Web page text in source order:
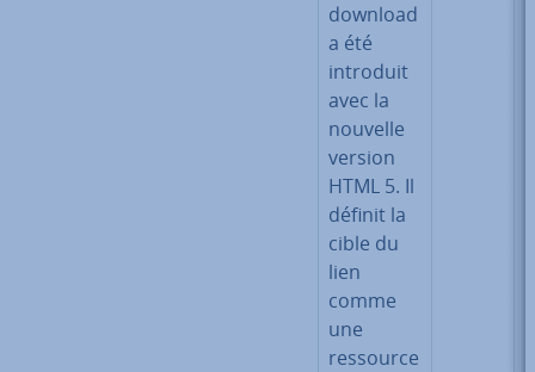
download
a été
introduit
avec la
nouvelle
version
HTML 5. Il
définit la
cible du
lien
comme
une
ressource